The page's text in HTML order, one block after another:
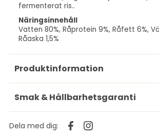
fermenterat ris..
Näringsinnehåll
Vatten 80%, Råprotein 9%, Råfett 6%,
Råaska 1,5%
Produktinformation
Smak & Hållbarhetsgaranti
Dela med dig: